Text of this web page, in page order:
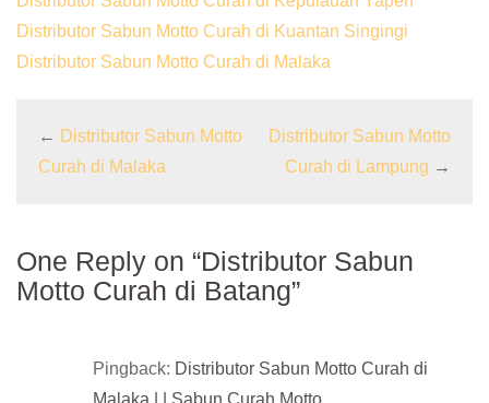
Distributor Sabun Motto Curah di Kuantan Singingi
Distributor Sabun Motto Curah di Malaka
← Distributor Sabun Motto
Curah di Malaka
Distributor Sabun Motto
Curah di Lampung →
One Reply on “Distributor Sabun
Motto Curah di Batang”
Pingback: Distributor Sabun Motto Curah di